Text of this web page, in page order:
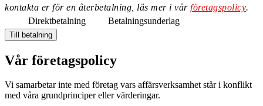
kontakta er för en återbetalning, läs mer i vår företagspolicy.
Direktbetalning
Betalningsunderlag
Vår företagspolicy
Vi samarbetar inte med företag vars affärsverksamhet står i konflikt
med våra grundprinciper eller värderingar.